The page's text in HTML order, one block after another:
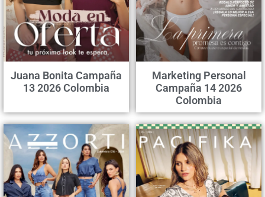
Juana Bonita Campaña
13 2026 Colombia
Marketing Personal
Campaña 14 2026
Colombia